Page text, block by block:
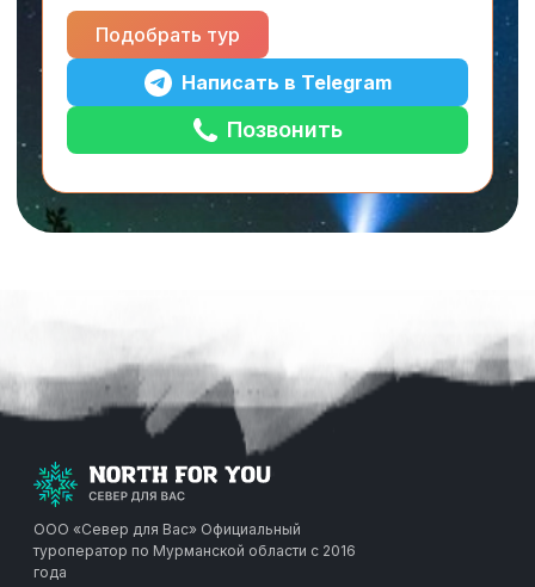
Подобрать тур
Написать в Telegram
Позвонить
ООО «Север для Вас» Официальный
туроператор по Мурманской области с 2016
года